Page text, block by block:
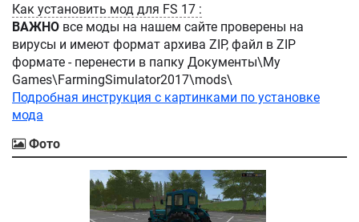
Как установить мод для FS 17 :
ВАЖНО все моды на нашем сайте проверены на
вирусы и имеют формат архива ZIP, файл в ZIP
формате - перенести в папку Документы\My
Games\FarmingSimulator2017\mods\
Подробная инструкция с картинками по установке
мода
Фото